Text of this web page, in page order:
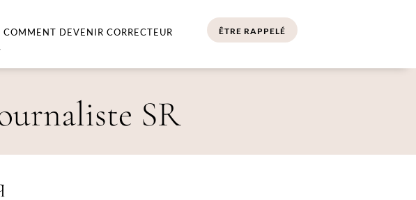
COMMENT DEVENIR CORRECTEUR
ÊTRE RAPPELÉ
SR